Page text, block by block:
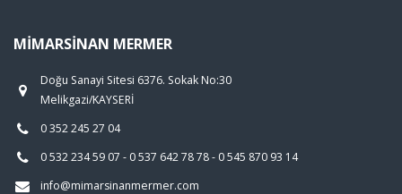
MIMARSINAN MERMER
Doğu Sanayi Sitesi 6376. Sokak No:30
Melikgazi/KAYSERİ
0 352 245 27 04
0 532 234 59 07 - 0 537 642 78 78 - 0 545 870 93 14
info@mimarsinanmermer.com